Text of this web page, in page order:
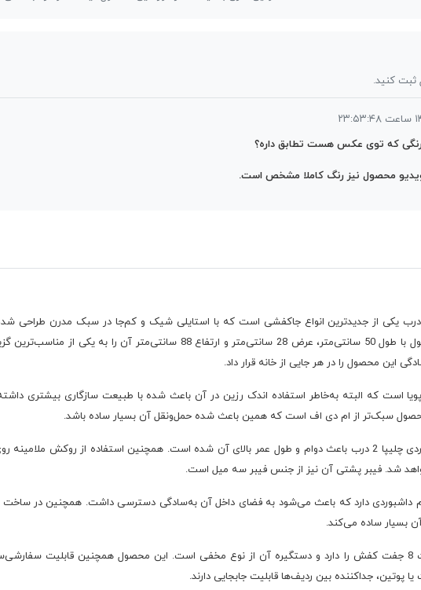
ثبت کنید.
رنگی که توی عکس هست تطابق داره؟
ویدیو محصول نیز رنگ کاملا مشخص است.
سفارش است. ابعاد این محصول با طول 50 سانتی‌متر، عرض 28 سانتی‌متر
این محصول را در هر جایی از خانه قرار داد.
است که البته به‌خاطر استفاده اندک رزین در آن باعث شده با طبیعت سازگاری بیشتری داشته
سبک‌تر از ام دی اف است که همین باعث شده حمل‌ونقل آن بسیار ساده باشد.
2 درب
باعث دوام و طول عمر بالای آن شده است. همچنین استفاده از روکش ملامینه
شد. فیبر پشتی آن نیز از جنس فیبر سه میل است.
داشبوردی دارد که باعث می‌شود به فضای داخل آن به‌سادگی دسترسی داشت. همچنین در ساخت آن
بسیار ساده می‌کند.
جاکفشی چلیپا 2 درب ظرفیت 8 جفت کفش را دارد و دستگیره آن از نوع مخفی است. این محصول همچنین
پوتین، جداکننده بین ردیف‌ها قابلیت جابجایی دارند.